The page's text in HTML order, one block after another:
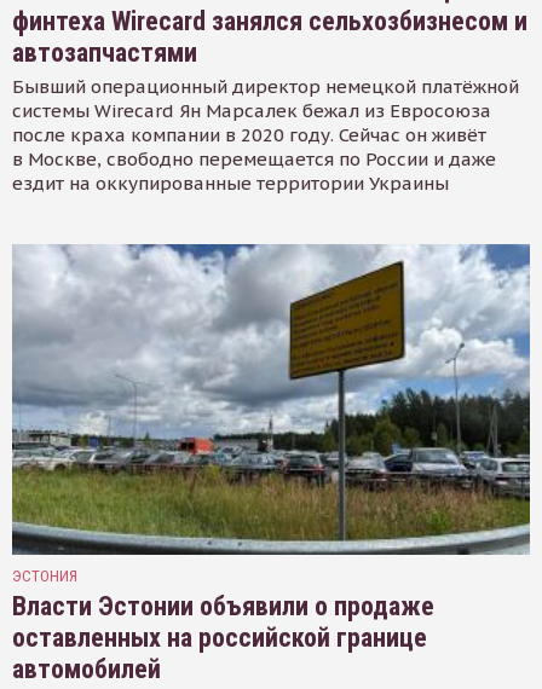
финтеха Wirecard занялся сельхозбизнесом и
автозапчастями
Бывший операционный директор немецкой платёжной
системы Wirecard Ян Марсалек бежал из Евросоюза
после краха компании в 2020 году. Сейчас он живёт
в Москве, свободно перемещается по России и даже
ездит на оккупированные территории Украины
ЭСТОНИЯ
Власти Эстонии объявили о продаже
оставленных на российской границе
автомобилей